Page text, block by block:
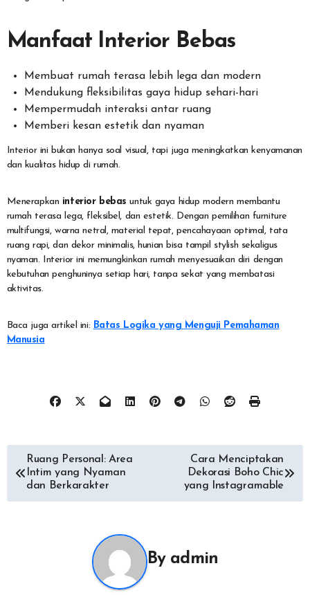
Manfaat Interior Bebas
Membuat rumah terasa lebih lega dan modern
Mendukung fleksibilitas gaya hidup sehari-hari
Mempermudah interaksi antar ruang
Memberi kesan estetik dan nyaman
Interior ini bukan hanya soal visual, tapi juga meningkatkan kenyamanan
dan kualitas hidup di rumah.
Menerapkan interior bebas untuk gaya hidup modern membantu
rumah terasa lega, fleksibel, dan estetik. Dengan pemilihan furniture
multifungsi, warna netral, material tepat, pencahayaan optimal, tata
ruang rapi, dan dekor minimalis, hunian bisa tampil stylish sekaligus
nyaman. Interior ini memungkinkan rumah menyesuaikan diri dengan
kebutuhan penghuninya setiap hari, tanpa sekat yang membatasi
aktivitas.
Baca juga artikel ini: Batas Logika yang Menguji Pemahaman
Manusia
Post
navigation
Ruang Personal: Area
Intim yang Nyaman
dan Berkarakter
Cara Menciptakan
Dekorasi Boho Chic
yang Instagramable
By admin